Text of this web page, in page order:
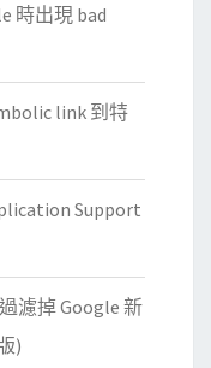
時出現 bad
link 到特
Support
濾掉 Google 新
)